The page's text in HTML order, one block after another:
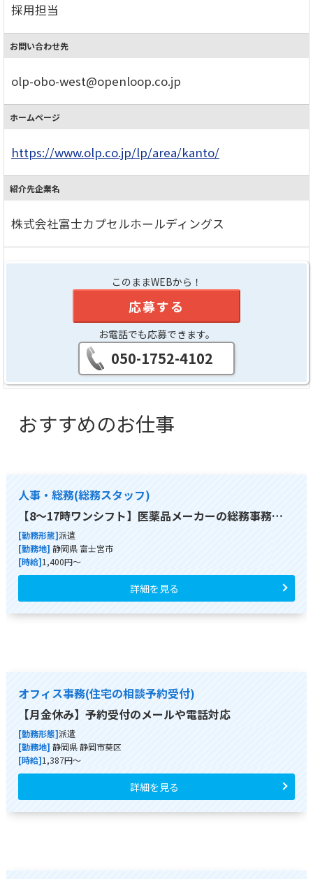
採用担当
お問い合わせ先
olp-obo-west@openloop.co.jp
ホームページ
https://www.olp.co.jp/lp/area/kanto/
紹介先企業名
株式会社富士カプセルホールディングス
このままWEBから！
応募する
お電話でも応募できます。
050-1752-4102
おすすめのお仕事
人事・総務(総務スタッフ)
【8～17時ワンシフト】医薬品メーカーの総務事務…
[勤務形態]派遣
[勤務地] 静岡県 富士宮市
[時給]1,400円～
詳細を見る
オフィス事務(住宅の相談予約受付)
【月金休み】予約受付のメールや電話対応
[勤務形態]派遣
[勤務地] 静岡県 静岡市葵区
[時給]1,387円～
詳細を見る